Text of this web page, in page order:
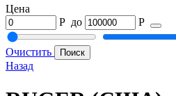
Цена
Р до Р
Очистить
Назад